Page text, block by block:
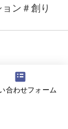
ン＃創り
合わせフォーム